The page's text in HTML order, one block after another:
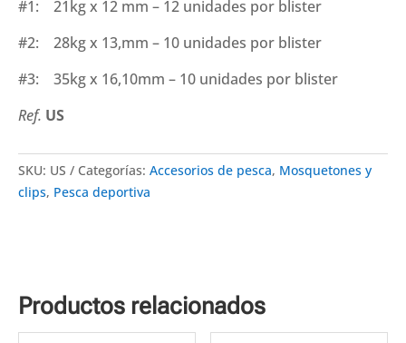
#1: 21kg x 12 mm – 12 unidades por blister
#2: 28kg x 13,mm – 10 unidades por blister
#3: 35kg x 16,10mm – 10 unidades por blister
Ref. US
SKU: US Categorías: Accesorios de pesca, Mosquetones y
clips, Pesca deportiva
Productos relacionados